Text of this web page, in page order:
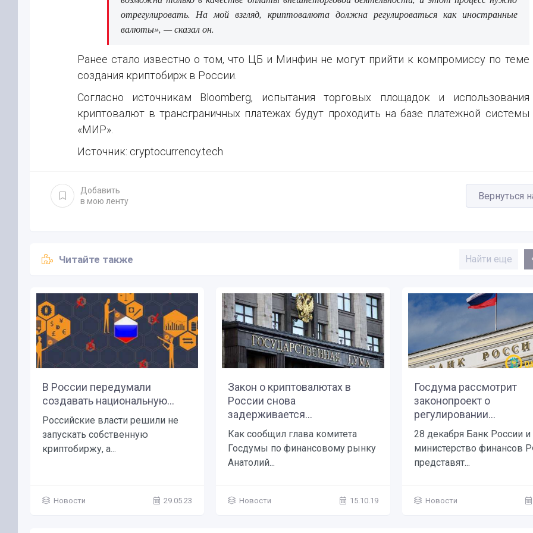
отрегулировать. На мой взгляд, криптовалюта должна регулироваться как иностранные
валюты», — сказал он.
Ранее стало известно о том, что ЦБ и Минфин не могут прийти к компромиссу по теме
создания криптобирж в России.
Согласно источникам Bloomberg, испытания торговых площадок и использования
криптовалют в трансграничных платежах будут проходить на базе платежной системы
«МИР».
Источник: cryptocurrency.tech
Добавить
в мою ленту
Вернуться
Читайте также Найти еще
В России передумали
создавать национальную...
Российские власти решили не
запускать собственную
криптобиржу, а...
Новости 29.05.23
Закон о криптовалютах в
России снова
задерживается...
Как сообщил глава комитета
Госдумы по финансовому рынку
Анатолий...
Новости 15.10.19
Госдума рассмотрит
законопроект о
регулировании...
28 декабря Банк России и
министерство финансов
представят...
Новости